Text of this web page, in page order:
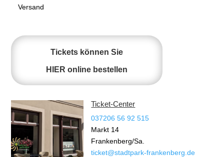
Versand
Tickets können Sie
HIERonline bestellen
Ticket-Center
037206 56 92 515
Markt 14
Frankenberg/Sa.
ticket@stadtpark-frankenberg.de